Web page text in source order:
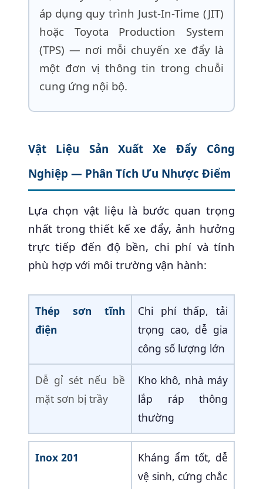
áp dụng quy trình Just-In-Time (JIT)
hoặc Toyota Production System
(TPS) — nơi mỗi chuyến xe đẩy là
một đơn vị thông tin trong chuỗi
cung ứng nội bộ.
Vật Liệu Sản Xuất Xe Đẩy Công
Nghiệp — Phân Tích Ưu Nhược Điểm
Lựa chọn vật liệu là bước quan trọng
nhất trong thiết kế xe đẩy, ảnh hưởng
trực tiếp đến độ bền, chi phí và tính
phù hợp với môi trường vận hành:
Thép sơn tĩnh
điện
Chi phí thấp, tải
trọng cao, dễ gia
công số lượng lớn
Dễ gỉ sét nếu bề
mặt sơn bị trầy
Kho khô, nhà máy
lắp ráp thông
thường
Inox 201
Kháng ẩm tốt, dễ
vệ sinh, cứng chắc